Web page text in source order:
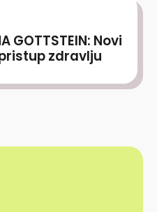
GOTTSTEIN: Novi
zdravlju